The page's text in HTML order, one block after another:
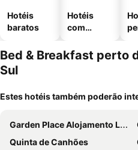
Hotéis
baratos
Hotéis
com
Bed & Breakfast perto
Sul
Estes hotéis também poderão
Garden Place Alojamento Local
Quinta de Canhões